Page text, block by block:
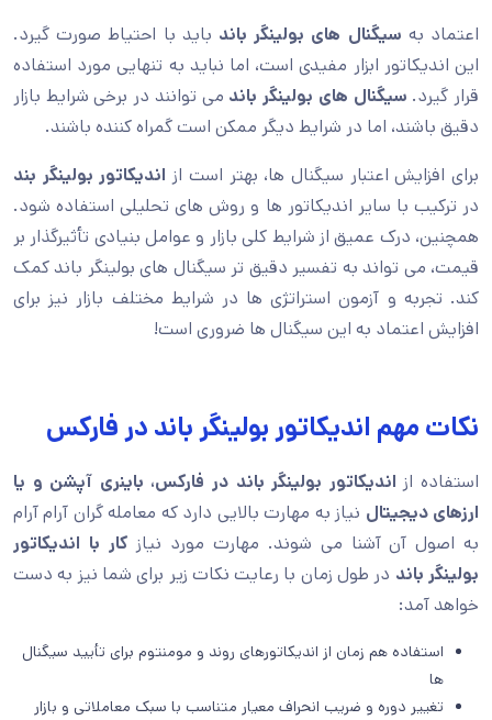
اعتماد به سیگنال های بولینگر باند باید با احتیاط صورت گیرد.
این اندیکاتور ابزار مفیدی است، اما نباید به تنهایی مورد استفاده
قرار گیرد. سیگنال های بولینگر باند می توانند در برخی شرایط بازار
دقیق باشند، اما در شرایط دیگر ممکن است گمراه کننده باشند.
برای افزایش اعتبار سیگنال ها، بهتر است از اندیکاتور بولینگر بند
در ترکیب با سایر اندیکاتور ها و روش های تحلیلی استفاده شود.
همچنین، درک عمیق از شرایط کلی بازار و عوامل بنیادی تأثیرگذار بر
قیمت، می تواند به تفسیر دقیق تر سیگنال های بولینگر باند کمک
کند. تجربه و آزمون استراتژی ها در شرایط مختلف بازار نیز برای
افزایش اعتماد به این سیگنال ها ضروری است!
نکات مهم اندیکاتور بولینگر باند در فارکس
استفاده از اندیکاتور بولینگر باند در فارکس، باینری آپشن و یا
ارزهای دیجیتال نیاز به مهارت بالایی دارد که معامله گران آرام آرام
به اصول آن آشنا می شوند. مهارت مورد نیاز کار با اندیکاتور
بولینگر باند در طول زمان با رعایت نکات زیر برای شما نیز به دست
خواهد آمد:
استفاده هم زمان از اندیکاتورهای روند و مومنتوم برای تأیید سیگنال
ها
تغییر دوره و ضریب انحراف معیار متناسب با سبک معاملاتی و بازار